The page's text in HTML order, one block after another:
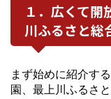
１．広くて開
川ふるさと総
まず始めに紹介す
園、最上川ふるさ